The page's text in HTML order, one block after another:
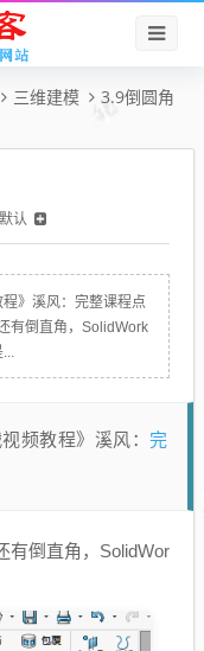
三维建模
3.9倒圆角
默认
》溪风：完整课程点
有倒直角，SolidWork
频教程》溪风： 完
有倒直角，SolidWor